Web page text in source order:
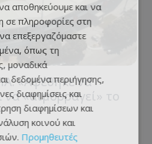
«Αφέθηκε να
να «αιμορραγεί» το
αποθηκεύουμε και να
σε πληροφορίες στη
επεξεργαζόμαστε
όπως τη
μοναδικά
δεδομένα περιήγησης,
διαφημίσεις και
διαφημίσεων και
κοινού και
Προμηθευτές